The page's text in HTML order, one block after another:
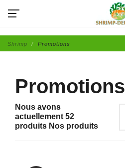
Shrimp Promotions
Promotions
Nous avons
actuellement 52
produits Nos produits